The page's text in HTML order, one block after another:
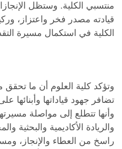
منتسبي الكلية. وستظل
قيادته مصدر فخر واعتزاز،
الكلية في استكمال مسيرة
وتؤكد كلية العلوم أن ما
تضافر جهود قياداتها وأبنائها
وأنها تتطلع إلى مواصلة
والريادة الأكاديمية والبحثية
راسخ من العطاء والإنجاز،